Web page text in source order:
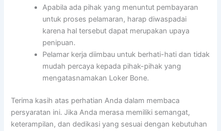
Apabila ada pihak yang menuntut pembayaran
untuk proses pelamaran, harap diwaspadai
karena hal tersebut dapat merupakan upaya
penipuan.
Pelamar kerja diimbau untuk berhati-hati dan tidak
mudah percaya kepada pihak-pihak yang
mengatasnamakan Loker Bone.
Terima kasih atas perhatian Anda dalam membaca
persyaratan ini. Jika Anda merasa memiliki semangat,
keterampilan, dan dedikasi yang sesuai dengan kebutuhan